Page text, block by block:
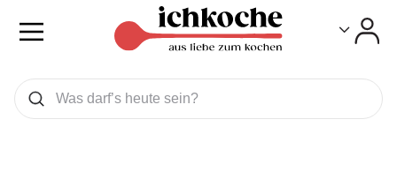
Was wollen Sie suchen
Suchen